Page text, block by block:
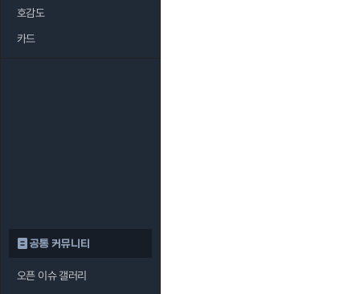
호감도
카드
공통 커뮤니티
오픈 이슈 갤러리